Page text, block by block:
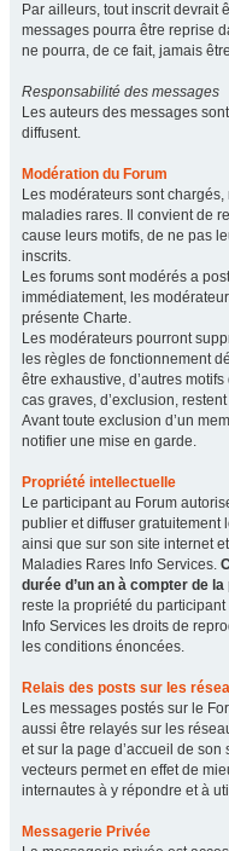
Par ailleurs, tout inscrit devrait
messages pourra être reprise
ne pourra, de ce fait, jamais
Responsabilité des messages
Les auteurs des messages
diffusent.
Modération du Forum
Les modérateurs sont
maladies rares. Il convient de
cause leurs motifs, de ne pas
inscrits.
Les forums sont modérés a
immédiatement, les
présente Charte.
Les modérateurs pourront
les règles de fonctionnement
être exhaustive, d’autres
cas graves, d’exclusion,
Avant toute exclusion d’un
notifier une mise en garde.
Propriété intellectuelle
Le participant au Forum
publier et diffuser gratuitement
ainsi que sur son site internet
Maladies Rares Info Services.
durée d’un an à compter de
reste la propriété du
Info Services les droits de
les conditions énoncées.
Relais des posts sur les
Les messages postés sur le
aussi être relayés sur les
et sur la page d’accueil de
vecteurs permet en effet de
internautes à y répondre et à
Messagerie Privée